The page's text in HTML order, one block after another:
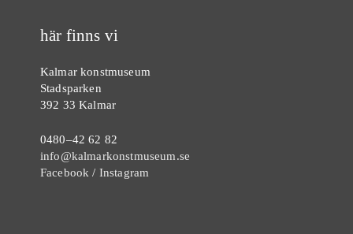
här finns vi
Kalmar konstmuseum
Stadsparken
392 33 Kalmar
0480–42 62 82
info@kalmarkonstmuseum.se
Facebook / Instagram